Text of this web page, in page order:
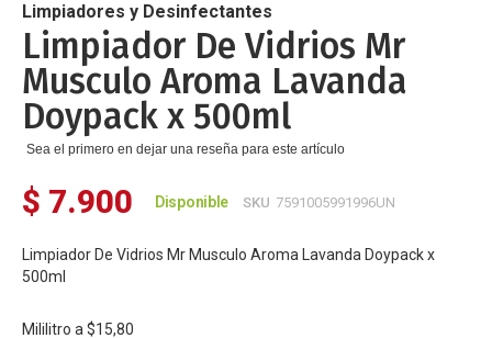
de
la
galería
de
imágenes
Limpiadores y Desinfectantes
Limpiador De Vidrios Mr
Musculo Aroma Lavanda
Doypack x 500ml
Sea el primero en dejar una reseña para este artículo
$ 7.900 Disponible SKU 7591005991996UN
Limpiador De Vidrios Mr Musculo Aroma Lavanda Doypack x
500ml
Mililitro a $15,80